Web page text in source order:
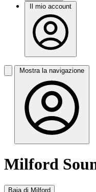
Il mio account
Mostra la navigazione
Milford
Baia di Milford